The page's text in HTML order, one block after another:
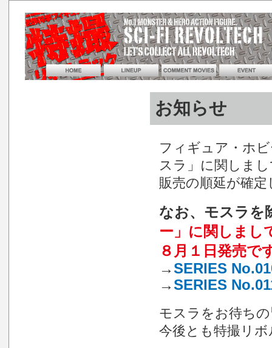
お知らせ
フィギュア・ホ
スラ」に関しま
販売の順延が確
なお、モスラを
ー」に関しまし
８月１日発売で
→SERIES
→SERIES
モスラをお待ち
今後とも特撮リ